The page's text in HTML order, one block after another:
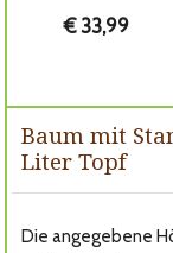
€ 33,99
Baum mit
Liter Topf
Die angegebene